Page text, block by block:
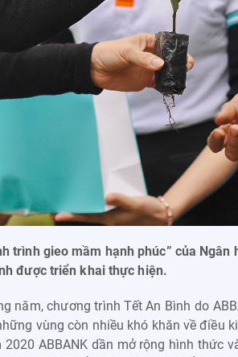
trình gieo mầm hạnh phúc” của
được triển khai thực hiện.
năm, chương trình Tết An Bình do
vùng còn nhiều khó khăn về điều
ABBANK dần mở rộng hình